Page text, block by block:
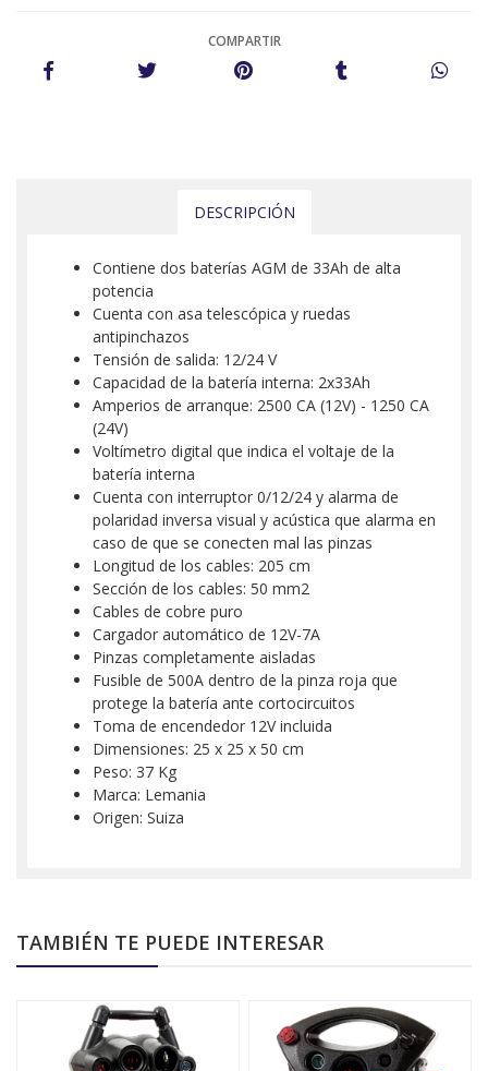
COMPARTIR
DESCRIPCIÓN
Contiene dos baterías AGM de 33Ah de alta
potencia
Cuenta con asa telescópica y ruedas
antipinchazos
Tensión de salida: 12/24 V
Capacidad de la batería interna: 2x33Ah
Amperios de arranque: 2500 CA (12V) - 1250 CA
(24V)
Voltímetro digital que indica el voltaje de la
batería interna
Cuenta con interruptor 0/12/24 y alarma de
polaridad inversa visual y acústica que alarma en
caso de que se conecten mal las pinzas
Longitud de los cables: 205 cm
Sección de los cables: 50 mm2
Cables de cobre puro
Cargador automático de 12V-7A
Pinzas completamente aisladas
Fusible de 500A dentro de la pinza roja que
protege la batería ante cortocircuitos
Toma de encendedor 12V incluida
Dimensiones: 25 x 25 x 50 cm
Peso: 37 Kg
Marca: Lemania
Origen: Suiza
TAMBIÉN TE PUEDE INTERESAR